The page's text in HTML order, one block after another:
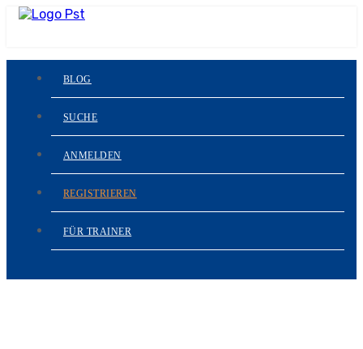
BLOG
SUCHE
ANMELDEN
REGISTRIEREN
FÜR TRAINER